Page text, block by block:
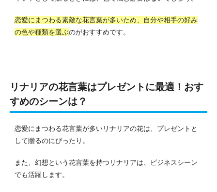
恋愛にまつわる素敵な花言葉が多いため、自分や相手の好み
の色や種類を選ぶのがおすすめです。
リナリアの花言葉はプレゼントに最適！おす
すめのシーンは？
恋愛にまつわる花言葉が多いリナリアの花は、プレゼントと
して贈るのにぴったり。
また、幻想という花言葉を持つリナリアは、ビジネスシーン
でも活躍します。